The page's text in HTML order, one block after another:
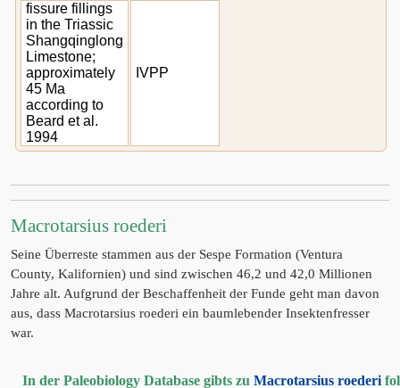
fissure fillings
in the Triassic
Shangqinglong
Limestone;
approximately
45 Ma
according to
Beard et al.
1994
IVPP
Macrotarsius roederi
Seine Überreste stammen aus der Sespe Formation (Ventura
County, Kalifornien) und sind zwischen 46,2 und 42,0 Millionen
Jahre alt. Aufgrund der Beschaffenheit der Funde geht man davon
aus, dass Macrotarsius roederi ein baumlebender Insektenfresser
war.
In der Paleobiology Database gibts zu Macrotarsius roederi